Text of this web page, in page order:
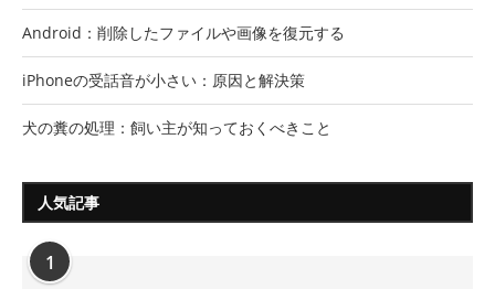
Android：削除したファイルや画像を復元する
iPhoneの受話音が小さい：原因と解決策
犬の糞の処理：飼い主が知っておくべきこと
人気記事
1